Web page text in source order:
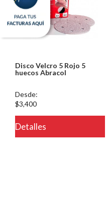
Disco Velcro 5 Rojo 5
huecos Abracol
Desde:
$3,400
Detalles